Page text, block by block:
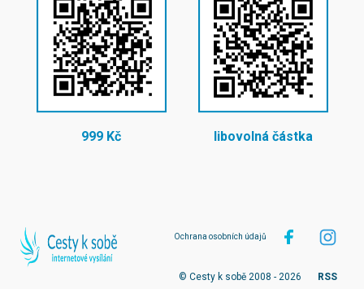
999 Kč libovolná částka
Ochrana osobních údajů
© Cesty k sobě 2008 - 2026 RSS